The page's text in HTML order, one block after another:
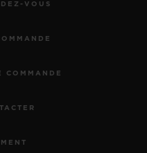
VOUS
COMMANDE